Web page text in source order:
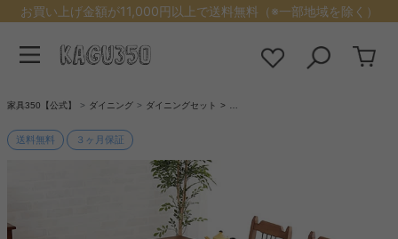
お買い上げ金額が11,000円以上で送料無料（※一部地域を除く）
家具350【公式】 ダイニング ダイニングセット
送料無料 ３ヶ月保証